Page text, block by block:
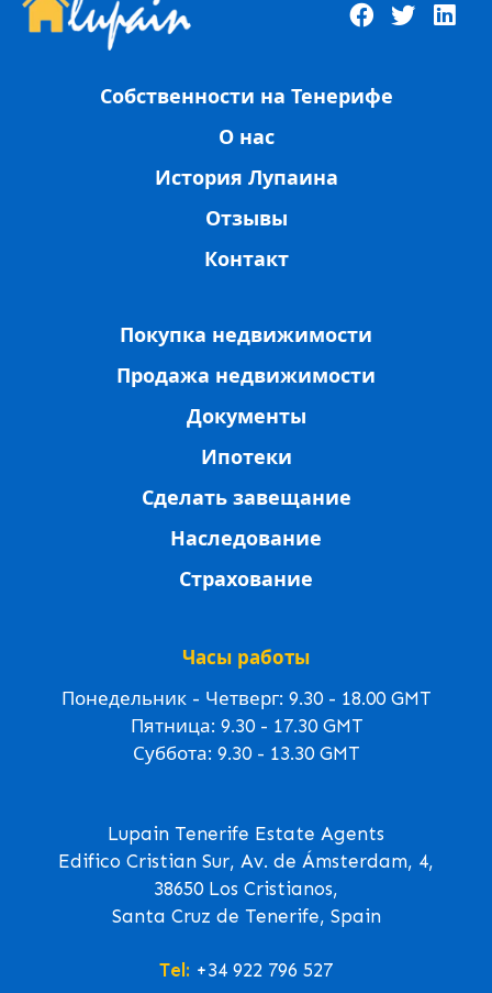
Собственности на Тенерифе
О нас
История Лупаина
Отзывы
Контакт
Покупка недвижимости
Продажа недвижимости
Документы
Ипотеки
Сделать завещание
Наследование
Страхование
Часы работы
Понедельник - Четверг: 9.30 - 18.00 GMT
Пятница: 9.30 - 17.30 GMT
Суббота: 9.30 - 13.30 GMT
Lupain Tenerife Estate Agents
Edifico Cristian Sur, Av. de Ámsterdam, 4,
38650 Los Cristianos,
Santa Cruz de Tenerife, Spain
Tel: +34 922 796 527